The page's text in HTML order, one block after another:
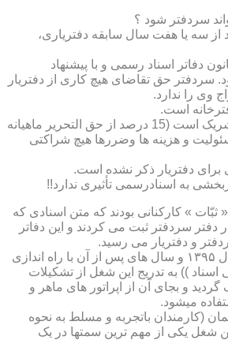
سردفتر شود ؟
از سه یا هفت سال سابقه دفتریاری،
دفاتر اسناد رسمی و با پیشنهاد
حق تقاضای هیچ کاری از دفتریار
وی را ندارد.
است.
دفتریار فقط در درآمد شریک است (15 درصد از حق التحریر ماهیانه
و هزینه ها وضررها هیچ شراکتی
برای دفتریار ذکر نشده است.
به اسنادرسمی تأثیری ندارد!!
ثبّات » کارکنانی بودند که متن اسنادی که
دفتر سردفتر ثبت می کردند و این دفاتر
و دفتریار می رسید.
از سال های ۱۳۹۲ تا سال ۱۳۹۵ و سال های پس از آن با راه اندازی
اسناد )) به تدریج این شغل از تشکیلات
و بجای آن از اپراتور های ماهر و
میشود.
(کارمندان باتجربه و مسلط به نحوه
شغل یکی از مهم ترین سمتها در یک